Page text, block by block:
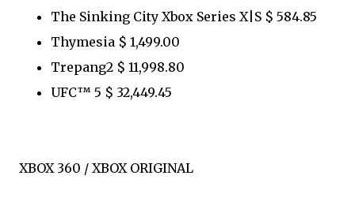
The Sinking City Xbox Series X|S $ 584.85
Thymesia $ 1,499.00
Trepang2 $ 11,998.80
UFC™ 5 $ 32,449.45
XBOX 360 / XBOX ORIGINAL